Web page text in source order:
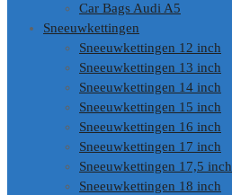
Car Bags Audi A5
Sneeuwkettingen
Sneeuwkettingen 12 inch
Sneeuwkettingen 13 inch
Sneeuwkettingen 14 inch
Sneeuwkettingen 15 inch
Sneeuwkettingen 16 inch
Sneeuwkettingen 17 inch
Sneeuwkettingen 17,5 inch
Sneeuwkettingen 18 inch